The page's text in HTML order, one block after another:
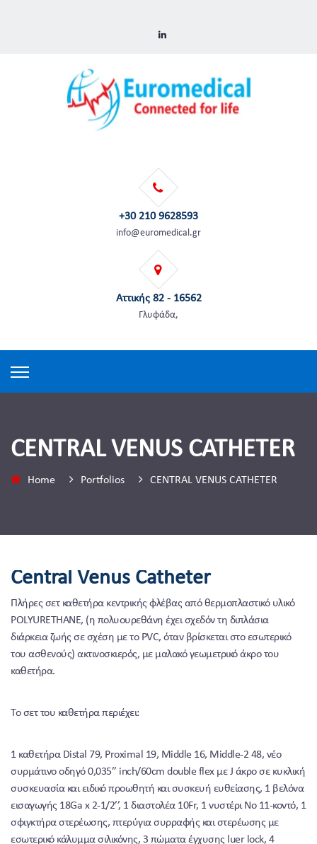
+30 210 9628593
info@euromedical.gr
Αττικής 82 - 16562
Γλυφάδα,
CENTRAL VENUS CATHETER
Home Portfolios CENTRAL VENUS CATHETER
Central Venus Catheter
Πλήρες σετ καθετήρα κεντρικής φλέβας από θερμοπλαστικό υλικό
POLYURETHANE, (η πολυουρεθάνη έχει σχεδόν τη διπλάσια
διάρκεια ζωής σε σχέση με το PVC, όταν βρίσκεται στο εσωτερικό
του ασθενούς) ακτινοσκιερός, με μαλακό γεωμετρικό άκρο του
καθετήρα.
Το σετ του καθετήρα περιέχει:
1 καθετήρα Distal 79, Proximal 19, Middle 16, Middle-2 48, νέο
συρμάτινο οδηγό 0,035’’ inch/60cm double flex με J άκρο σε κυκλική
συσκευασία και ειδικό προωθητή και συσκευή ευθείασης, 1 βελόνα
εισαγωγής 18Ga x 2-1/2’’, 1 διαστολέα 10Fr, 1 νυστέρι Νο 11-κοντό, 1
σφιγκτήρα στερέωσης, πτερύγια συρραφής και στερέωσης με
εσωτερικό κάλυμμα σιλικόνης, 3 πώματα έγχυσης luer lock, 4